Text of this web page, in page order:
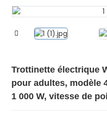
Trottinette électrique
pour adultes, modèle
1 000 W, vitesse de